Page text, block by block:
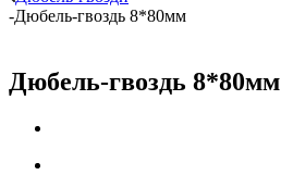
-Дюбель-гвоздь 8*80мм
Дюбель-гвоздь 8*80мм